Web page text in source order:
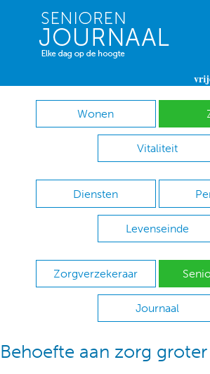
Wonen
Vitaliteit
Diensten
Levenseinde
Zorgverzekeraar
Journaal
Behoefte aan zorg